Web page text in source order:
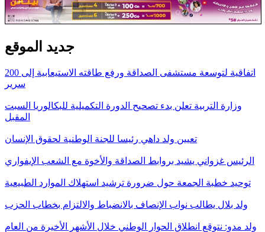
جديد الموقع
اتفاقية لتوسعة مستشفى الصداقة ورفع طاقته الاستيعابية إلى 200
سرير
وزارة التربية تعلن بدء تصحيح الدورة التكميلية للبكالوريا السبت
المقبل
تعيين ولد داهي رئيسا للجنة الوطنية لحقوق الإنسان
الرئيس غزواني يشيد بروابط الصداقة والأخوة مع الشعب الإيفواري
توحيد خطبة الجمعة حول ضرورة ترشيد استهلاك الموارد الطبيعية
ولد بلال يطالب نواب الإنصاف بالانضباط والالتزام بخطاب الحزب
ولد مدو: نتوقع انطلاق الحوار الوطني خلال الأشهر الأخيرة من العام